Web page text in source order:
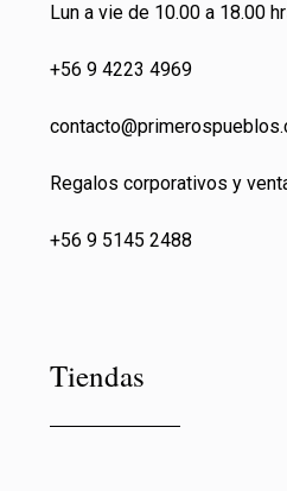
Lun a vie de 10.00 a 18.00
+56 9 4223 4969
contacto@primeros
Regalos corporativos y
+56 9 5145 2488
Tiendas